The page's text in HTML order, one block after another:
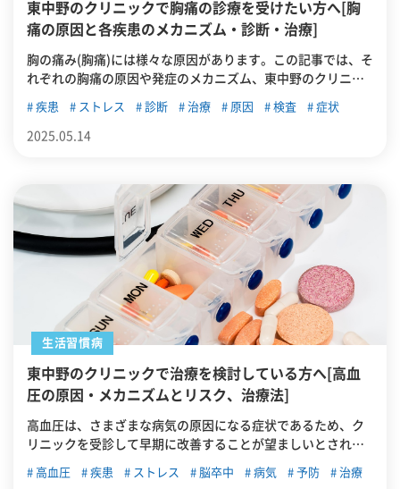
東中野のクリニックで胸痛の診療を受けたい方へ[胸
痛の原因と各疾患のメカニズム・診断・治療]
胸の痛み(胸痛)には様々な原因があります。この記事では、そ
れぞれの胸痛の原因や発症のメカニズム、東中野のクリニッ
きます。
疾患 ストレス 診断 治療 原因 検査 症状
2025.05.14
生活習慣病
東中野のクリニックで治療を検討している方へ[高血
圧の原因・メカニズムとリスク、治療法]
高血圧は、さまざまな病気の原因になる症状であるため、ク
リニックを受診して早期に改善することが望ましいとされて
また東中野の各クリニックでもおこなわれている治療法につ
高血圧 疾患 ストレス 脳卒中 病気 予防 治療